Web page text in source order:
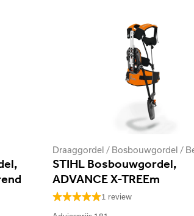
STIHL Bosbouwgordel,
ADVANCE X-TREEm
1 review